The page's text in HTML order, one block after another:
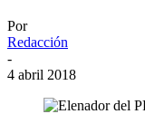
Por
Redacción
-
4 abril 2018